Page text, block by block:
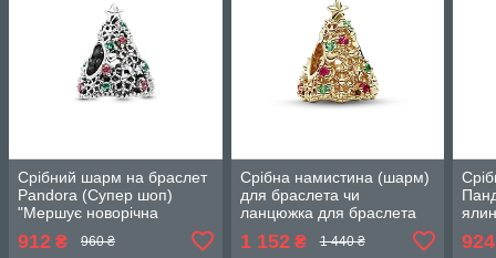
Срібний шарм на браслет
Pandora (Супер шоп)
"Мершує новорічна
912 ₴ 960 ₴
Срібна намистина (шарм)
для браслета чи
ланцюжка для браслета
ялинка 769226C01
1 152₴ 1 440 ₴ 924